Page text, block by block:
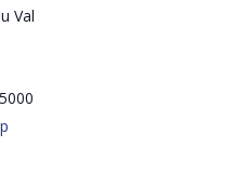
Val